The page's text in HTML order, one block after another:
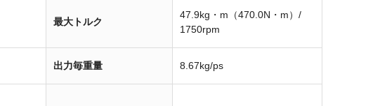
最大トルク
47.9kg・m（470.0N・m）/
1750rpm
出力毎重量 8.67kg/ps